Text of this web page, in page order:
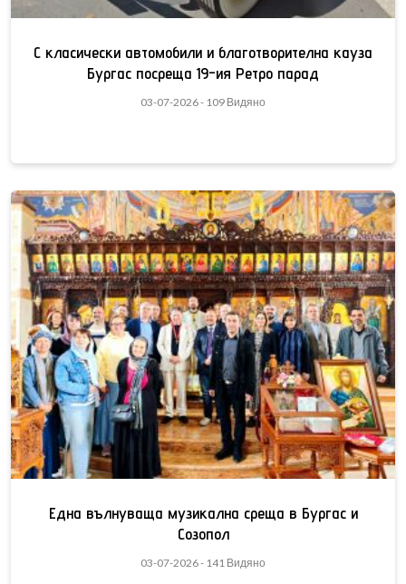
С класически автомобили и благотворителна кауза
Бургас посреща 19-ия Ретро парад
03-07-2026 - 109 Видяно
Една вълнуваща музикална среща в Бургас и
Созопол
03-07-2026 - 141 Видяно